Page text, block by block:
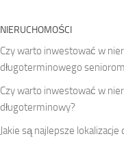
NIERUCHOMOŚCI
Czy warto inwestować w
długoterminowego
Czy warto inwestować w
długoterminowy?
Jakie są najlepsze